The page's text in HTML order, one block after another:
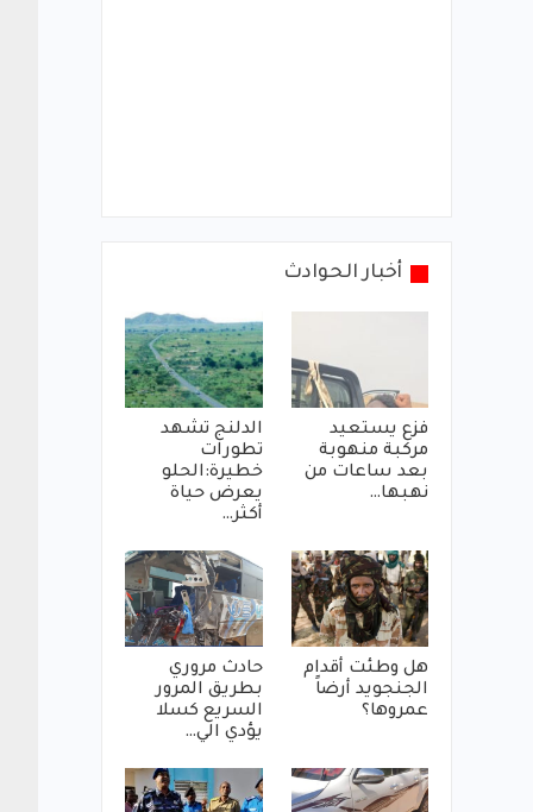
أخبار الحوادث
فزع يستعيد
مركبة منهوبة
بعد ساعات من
نهبها…
الدلنج تشهد
تطورات
خطيرة:الحلو
يعرض حياة
أكثر…
هل وطئت أقدام
الجنجويد أرضاً
عمروها؟
حادث مروري
بطريق المرور
السريع كسلا
يؤدي الي…